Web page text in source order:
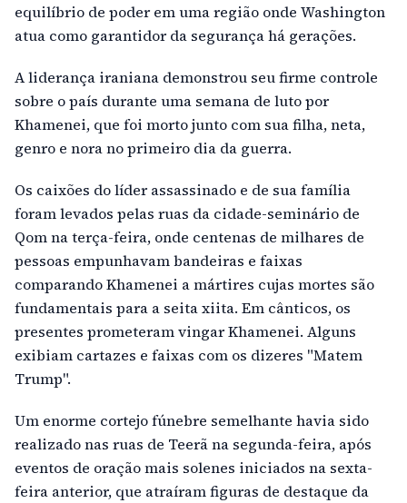
equilíbrio de poder em uma região onde Washington
atua como garantidor da segurança há gerações.
A liderança iraniana demonstrou seu firme controle
sobre o país durante uma semana de luto por
Khamenei, que foi morto junto com sua filha, neta,
genro e nora no primeiro dia da guerra.
Os caixões do líder assassinado e de sua família
foram levados pelas ruas da cidade-seminário de
Qom na terça-feira, onde centenas de milhares de
pessoas empunhavam bandeiras e faixas
comparando Khamenei a mártires cujas mortes são
fundamentais para a seita xiita. Em cânticos, os
presentes prometeram vingar Khamenei. Alguns
exibiam cartazes e faixas com os dizeres "Matem
Trump".
Um enorme cortejo fúnebre semelhante havia sido
realizado nas ruas de Teerã na segunda-feira, após
eventos de oração mais solenes iniciados na sexta-
feira anterior, que atraíram figuras de destaque da